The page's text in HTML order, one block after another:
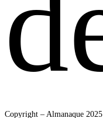
Copyright – Almanaque 2025